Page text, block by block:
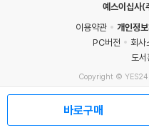
바로구매
예스이십사(
이용약관
개인정
PC버전
회사
도서
Copyright © YES24